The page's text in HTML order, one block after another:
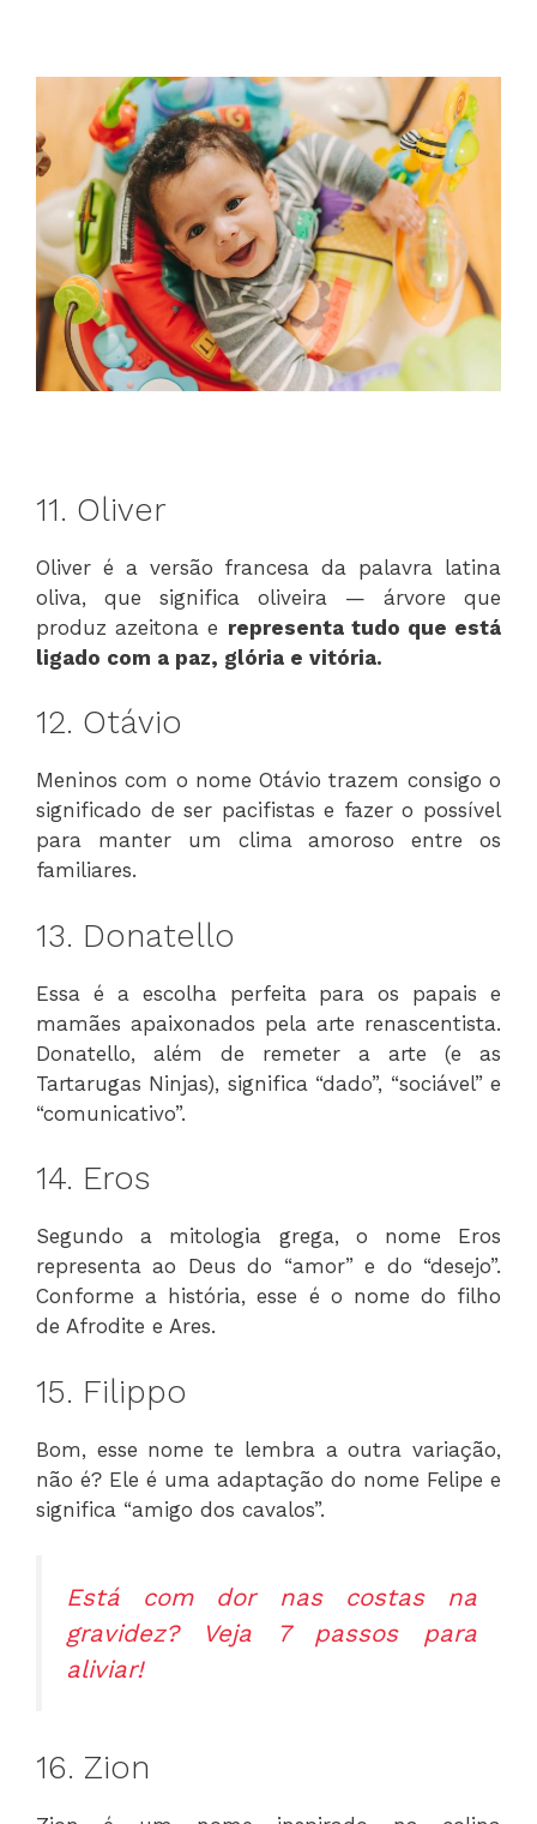
11. Oliver
Oliver é a versão francesa da palavra latina
oliva, que significa oliveira — árvore que
produz azeitona e representa tudo que está
ligado com a paz, glória e vitória.
12. Otávio
Meninos com o nome Otávio trazem consigo o
significado de ser pacifistas e fazer o possível
para manter um clima amoroso entre os
familiares.
13. Donatello
Essa é a escolha perfeita para os papais e
mamães apaixonados pela arte renascentista.
Donatello, além de remeter a arte (e as
Tartarugas Ninjas), significa “dado”, “sociável” e
“comunicativo”.
14. Eros
Segundo a mitologia grega, o nome Eros
representa ao Deus do “amor” e do “desejo”.
Conforme a história, esse é o nome do filho
de Afrodite e Ares.
15. Filippo
Bom, esse nome te lembra a outra variação,
não é? Ele é uma adaptação do nome Felipe e
significa “amigo dos cavalos”.
Está com dor nas costas na
gravidez? Veja 7 passos para
aliviar!
16. Zion